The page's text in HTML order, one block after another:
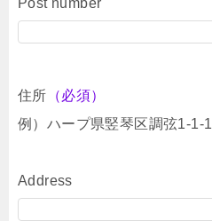
Post number
住所 （必須）
例）ハープ県竪琴区調弦1-1-1
Address